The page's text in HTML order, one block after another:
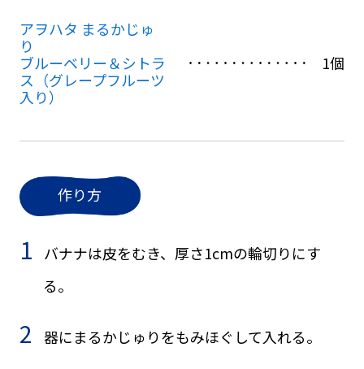
アヲハタ まるかじゅ
り
ブルーベリー＆シトラ
ス（グレープフルーツ
入り）
1個
作り方
バナナは皮をむき、厚さ1cmの輪切りにす
る。
器にまるかじゅりをもみほぐして入れる。